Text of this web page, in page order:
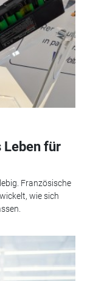
Leben für
Französische
wie sich